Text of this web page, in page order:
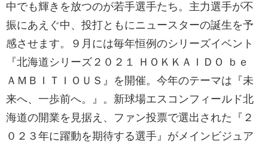
中でも輝きを放つのが若手選手たち。主力選手が不
振にあえぐ中、投打ともにニュースターの誕生を予
感させます。９月には毎年恒例のシリーズイベント
『北海道シリーズ２０２１ ＨＯＫＫＡＩＤＯ ｂｅ
ＡＭＢＩＴＩＯＵＳ』を開催。今年のテーマは『未
来へ、一歩前へ。』。新球場エスコンフィールド北
海道の開業を見据え、ファン投票で選出された『２
０２３年に躍動を期待する選手』がメインビジュア